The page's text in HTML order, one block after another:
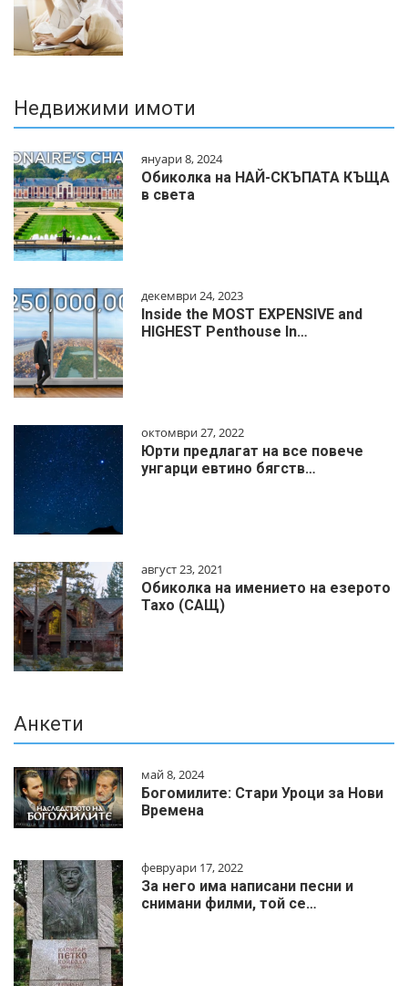
Недвижими имоти
януари 8, 2024
Обиколка на НАЙ-СКЪПАТА КЪЩА
в света
декември 24, 2023
Inside the MOST EXPENSIVE and
HIGHEST Penthouse In…
октомври 27, 2022
Юрти предлагат на все повече
унгарци евтино бягств…
август 23, 2021
Обиколка на имението на езерото
Тахо (САЩ)
Анкети
май 8, 2024
Богомилите: Стари Уроци за Нови
Времена
февруари 17, 2022
За него има написани песни и
снимани филми, той се…